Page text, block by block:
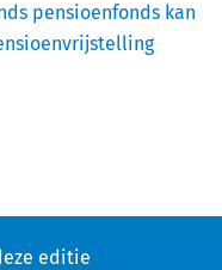
pensioenfonds kan
editie